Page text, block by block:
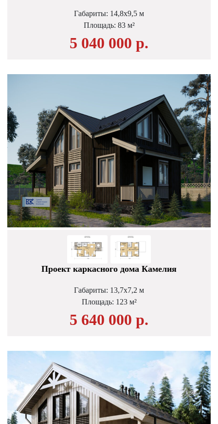
Габариты: 14,8х9,5 м
Площадь: 83 м²
5 040 000 р.
Проект каркасного дома Камелия
Габариты: 13,7х7,2 м
Площадь: 123 м²
5 640 000 р.